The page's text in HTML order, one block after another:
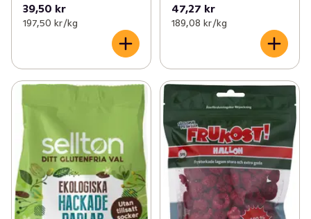
39,50 kr
197,50 kr /kg
47,27 kr
189,08 kr /kg